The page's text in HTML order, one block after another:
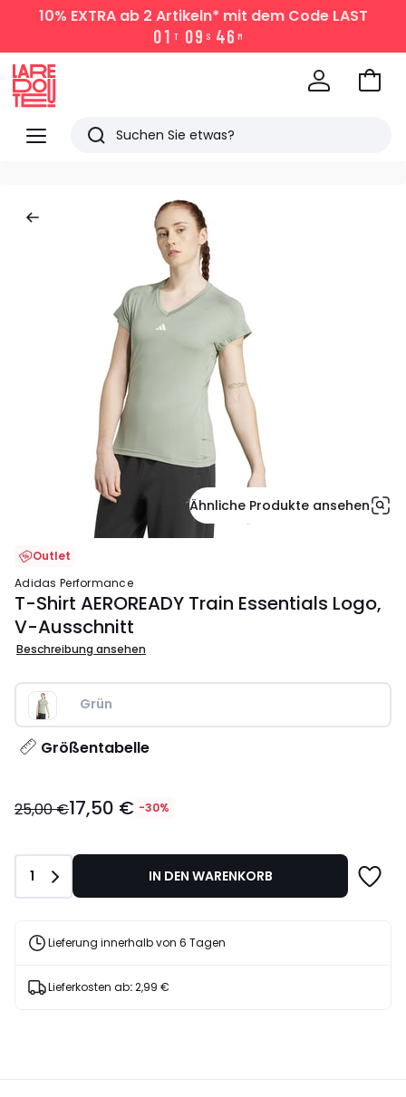
10% EXTRAab 2 Artikeln* mit dem Code LAST
01 T 09 S 46 M
Menü
Redoute
Suchen
angesehen
Zum
Ähnliche Produkte ansehen
Outlet
adidas Performance
T-Shirt AEROREADY Train Essentials Logo,
V-Ausschnitt
Beschreibung ansehen
Grün
Größentabelle
€
30%
Rabatt
25,00 €17,50 € -30%
Anzahl
1 IN DEN WARENKORB
Lieferung innerhalb von 6 Tagen
Lieferkosten ab:2,99 €